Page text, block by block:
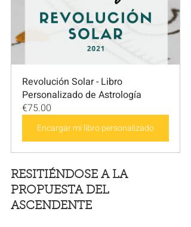
Revolución Solar - Libro
Personalizado de Astrología
€75.00
Encargar mi libro personalizado
RESITIÉNDOSE A LA
PROPUESTA DEL
ASCENDENTE